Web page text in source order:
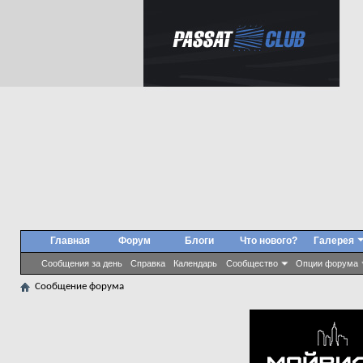
Главная Форум
Сообщения за день Справка Календарь Сообщество Опции форума
Блоги Что нового? Галерея
Сообщение форума